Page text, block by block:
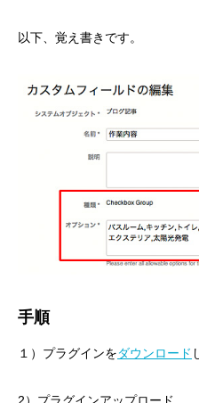
以下、覚え書きです。
手順
１）プラグインをダウンロード